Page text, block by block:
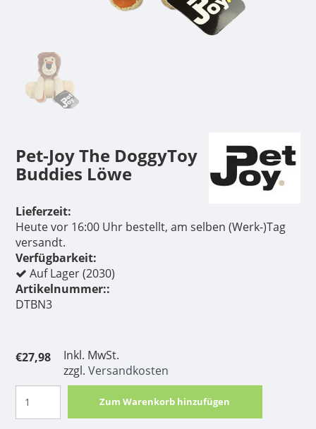
Pet-Joy The DoggyToy
Buddies Löwe
Lieferzeit:
Heute vor 16:00 Uhr bestellt, am selben (Werk-)Tag
versandt.
Verfügbarkeit:
Auf Lager (2030)
Artikelnummer::
DTBN3
€27,98
Inkl. MwSt.
zzgl. Versandkosten
Zum Warenkorb hinzufügen